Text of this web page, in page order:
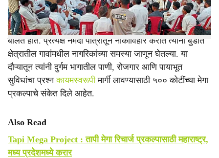
नंदुरबार लोकसभा मतदारसंघाचे खासदार ॲड. गोवाल पाडवी यांनी
नुकताच नर्मदा खोऱ्यातील अतिदुर्गम पाड्यांचा दौरा केला. त्यावेळी ते
बोलत होते. प्रत्यक्ष नर्मदा पात्रातून नौकाविहार करीत त्यांनी बुडीत
क्षेत्रातील गावांमधील नागरिकांच्या समस्या जाणून घेतल्या. या
दौऱ्यातून त्यांनी दुर्गम भागातील पाणी, रोजगार आणि पायाभूत
सुविधांचा प्रश्नकायमस्वरूपीमार्गी लावण्यासाठी ५०० कोटींच्या मेगा
प्रकल्पाचे संकेत दिले आहेत.
Also Read
Tapi Mega Project : तापी मेगा रिचार्ज प्रकल्पासाठी महाराष्ट्र,
मध्य प्रदेशमध्ये करार